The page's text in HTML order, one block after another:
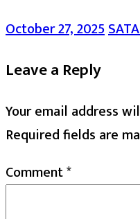
October 27, 2025
Leave a Reply
Your email address
Required fields are
Comment*